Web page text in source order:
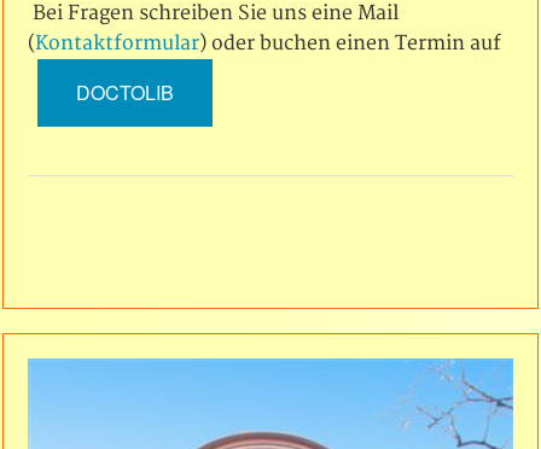
Bei Fragen schreiben Sie uns eine Mail
(Kontaktformular) oder buchen einen Termin auf
DOCTOLIB